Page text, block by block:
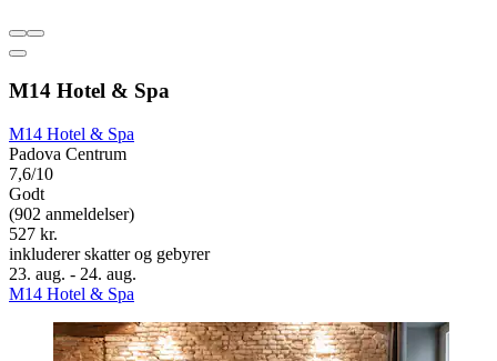
M14 Hotel & Spa
M14 Hotel & Spa
Padova Centrum
7,6/10
Godt
(902 anmeldelser)
527 kr.
inkluderer skatter og gebyrer
23. aug. - 24. aug.
M14 Hotel & Spa